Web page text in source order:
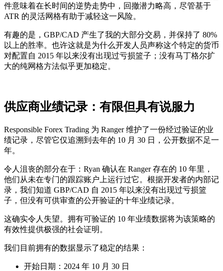
件意味着在长时间的逆势走势中，回撤潜力略高，尽管基于
ATR 的灵活网格有助于减轻这一风险。
有趣的是，GBP/CAD 产生了我的大部分交易，并保持了 80%
以上的胜率。也许这就是为什么开发人员声称这个特定的货币
对配置自 2015 年以来没有出现过亏损篮子；没有马丁格尔扩
大的纯网格方法似乎更加稳定。
供应商业绩记录：有限但具有说服力
Responsible Forex Trading 为 Ranger 维护了一份经过验证的业
绩记录，尽管它仅追溯到去年的 10 月 30 日，公开数据不足一
年。
令人沮丧的部分在于：Ryan 确认在 Ranger 存在的 10 年里，
他们从未在专门的跟踪账户上运行过它。根据开发者的内部记
录，我们知道 GBP/CAD 自 2015 年以来没有出现过亏损篮
子，但没有可供审查的公开验证的十年业绩记录。
这确实令人失望。拥有可验证的 10 年业绩数据将为该策略的
有效性提供极强的社会证明。
我们目前拥有的数据显示了稳定的结果：
开始日期：2024 年 10 月 30 日